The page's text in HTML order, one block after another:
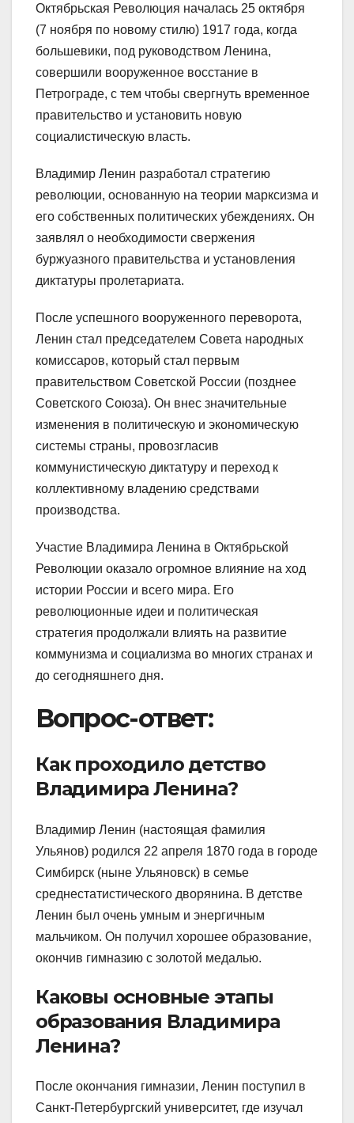
Октябрьская Революция началась 25 октября
(7 ноября по новому стилю) 1917 года, когда
большевики, под руководством Ленина,
совершили вооруженное восстание в
Петрограде, с тем чтобы свергнуть временное
правительство и установить новую
социалистическую власть.
Владимир Ленин разработал стратегию
революции, основанную на теории марксизма и
его собственных политических убеждениях. Он
заявлял о необходимости свержения
буржуазного правительства и установления
диктатуры пролетариата.
После успешного вооруженного переворота,
Ленин стал председателем Совета народных
комиссаров, который стал первым
правительством Советской России (позднее
Советского Союза). Он внес значительные
изменения в политическую и экономическую
системы страны, провозгласив
коммунистическую диктатуру и переход к
коллективному владению средствами
производства.
Участие Владимира Ленина в Октябрьской
Революции оказало огромное влияние на ход
истории России и всего мира. Его
революционные идеи и политическая
стратегия продолжали влиять на развитие
коммунизма и социализма во многих странах и
до сегодняшнего дня.
Вопрос-ответ:
Как проходило детство
Владимира Ленина?
Владимир Ленин (настоящая фамилия
Ульянов) родился 22 апреля 1870 года в городе
Симбирск (ныне Ульяновск) в семье
среднестатистического дворянина. В детстве
Ленин был очень умным и энергичным
мальчиком. Он получил хорошее образование,
окончив гимназию с золотой медалью.
Каковы основные этапы
образования Владимира
Ленина?
После окончания гимназии, Ленин поступил в
Санкт-Петербургский университет, где изучал